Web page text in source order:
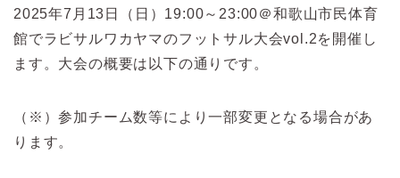
2025年7月13日（日）19:00～23:00＠和歌山市民体育
館でラビサルワカヤマのフットサル大会vol.2を開催し
ます。 大会の概要は以下の通りです。
（※）参加チーム数等により一部変更となる場合があ
ります。